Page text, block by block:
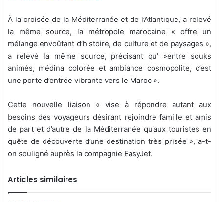
À la croisée de la Méditerranée et de l’Atlantique, a relevé
la même source, la métropole marocaine « offre un
mélange envoûtant d’histoire, de culture et de paysages »,
a relevé la même source, précisant qu’ »entre souks
animés, médina colorée et ambiance cosmopolite, c’est
une porte d’entrée vibrante vers le Maroc ».
Cette nouvelle liaison « vise à répondre autant aux
besoins des voyageurs désirant rejoindre famille et amis
de part et d’autre de la Méditerranée qu’aux touristes en
quête de découverte d’une destination très prisée », a-t-
on souligné auprès la compagnie EasyJet.
Articles similaires